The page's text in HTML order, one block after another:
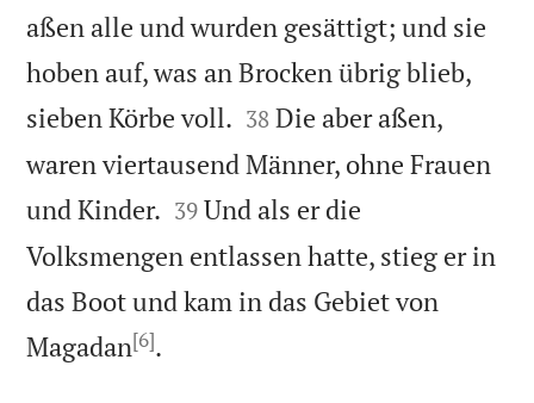
aßen alle und wurden gesättigt; und sie
hoben auf, was an Brocken übrig blieb,
sieben Körbe voll. 

38 Die aber aßen,
waren viertausend Männer, ohne Frauen
und Kinder. 

39 Und als er die
Volksmengen entlassen hatte, stieg er in
das Boot und kam in das Gebiet von
Magadan[6].